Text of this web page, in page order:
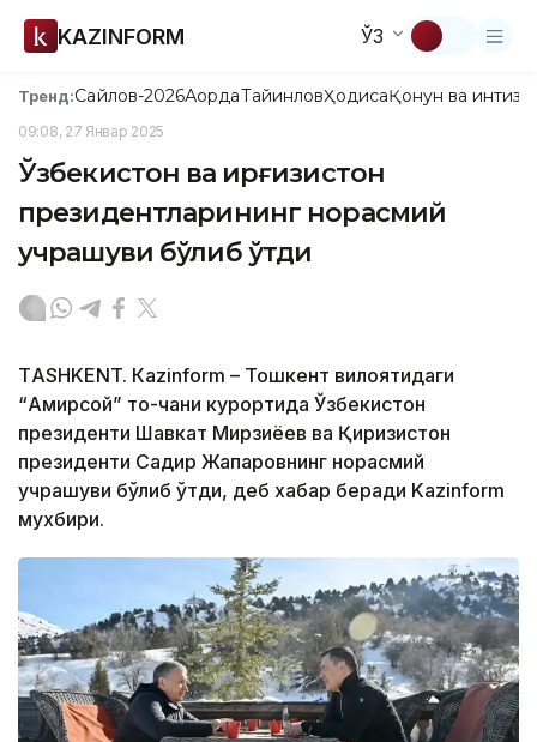
KAZINFORM ЎЗ
Тренд:Сайлов-2026АқордаТайинловҲодисаҚонун ва
09:08, 27 Январ 2025
Ўзбекистон ва Қирғизистон
президентларининг норасмий
учрашуви бўлиб ўтди
ТASHKENT. Кazinform – Тошкент вилоятидаги
“Амирсой” тоғ-чанғи курортида Ўзбекистон
президенти Шавкат Мирзиёев ва Қирғизистон
президенти Садир Жапаровнинг норасмий
учрашуви бўлиб ўтди, деб хабар беради Kazinform
мухбири.